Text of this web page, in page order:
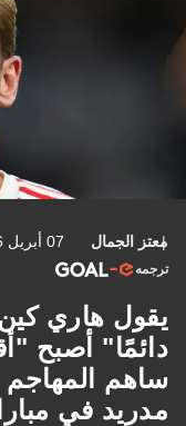
معتز الجمال 07 أبريل 2026 ١٨:٠٩-04:00
ترجمه
يقول هاري
دائمًا" أصبح
ساهم المهاجم
مدريد في